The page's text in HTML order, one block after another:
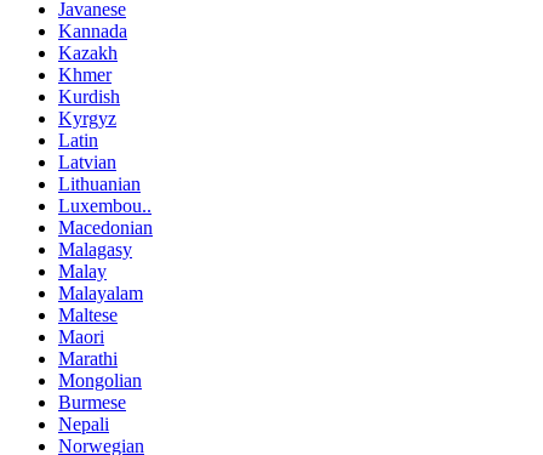
Javanese
Kannada
Kazakh
Khmer
Kurdish
Kyrgyz
Latin
Latvian
Lithuanian
Luxembou..
Macedonian
Malagasy
Malay
Malayalam
Maltese
Maori
Marathi
Mongolian
Burmese
Nepali
Norwegian